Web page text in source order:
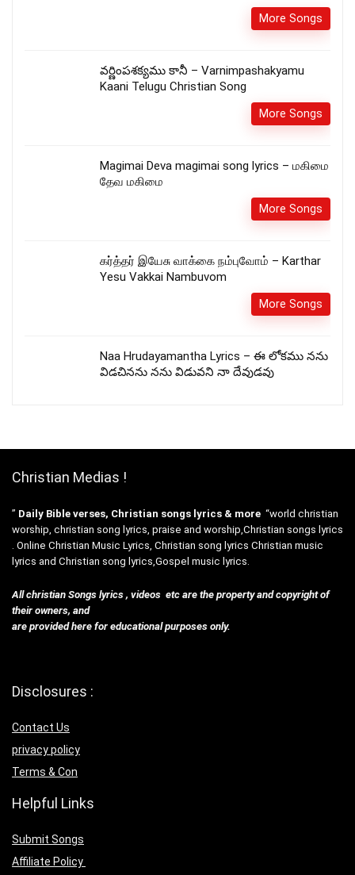
More Songs
వర్ణింపశక్యము కానీ – Varnimpashakyamu
Kaani Telugu Christian Song
More Songs
Magimai Deva magimai song lyrics – மகிமை
தேவ மகிமை
More Songs
கர்த்தர் இயேசு வாக்கை நம்புவோம் – Karthar
Yesu Vakkai Nambuvom
More Songs
Naa Hrudayamantha Lyrics – ఈ లోకము నను
విడచినను నను విడువని నా దేవుడవు
Christian Medias !
” Daily Bible verses, Christian songs lyrics & more “world christian
worship, christian song lyrics, praise and worship,Christian songs lyrics
. Online Christian Music Lyrics, Christian song lyrics Christian music
lyrics and Christian song lyrics,Gospel music lyrics.
All christian Songs lyrics , videos etc are the property and copyright of
their owners, and
are provided here for educational purposes only.
Disclosures :
Contact Us
privacy policy
Terms & Con
Helpful Links
Submit Songs
Affiliate Policy